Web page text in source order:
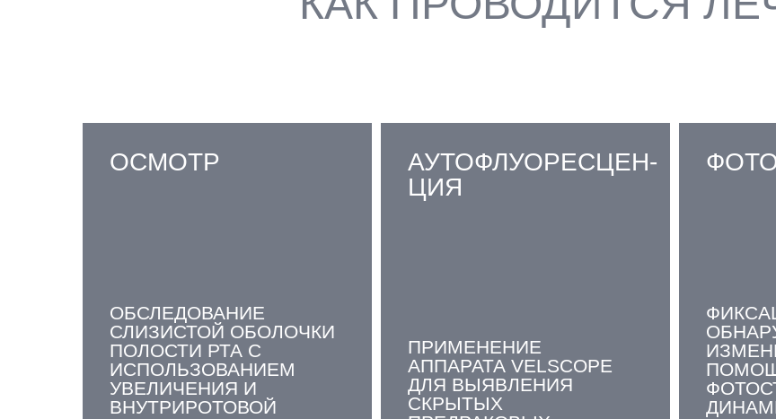
ОСМОТР
ОБСЛЕДОВАНИЕ
СЛИЗИСТОЙ ОБОЛОЧКИ
ПОЛОСТИ РТА С
ИСПОЛЬЗОВАНИЕМ
УВЕЛИЧЕНИЯ И
ВНУТРИРОТОВОЙ
АУТОФЛУОРЕСЦЕН-
ЦИЯ
ПРИМЕНЕНИЕ
АППАРАТА VELSCOPE
ДЛЯ ВЫЯВЛЕНИЯ
СКРЫТЫХ